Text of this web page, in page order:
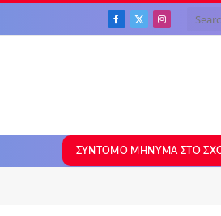
Facebook
X
Instagram
ΣΎΝΤΟΜΟ ΜΉΝΥΜΑ ΣΤΟ